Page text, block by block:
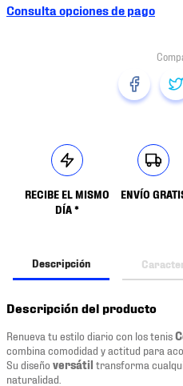
Consulta opciones de pago
RECIBE EL MISMO
DÍA *
ENVÍO
Descripción
Descripción del producto
Renueva tu estilo diario con los tenis
combina comodidad y actitud para
Su diseño versátil transforma
naturalidad.